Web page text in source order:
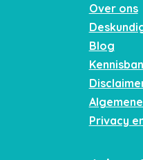
Over ons
Blog
Privacy